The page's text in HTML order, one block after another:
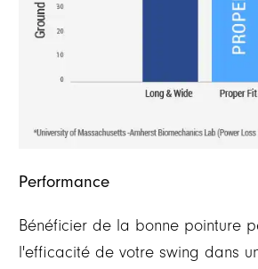
Performance
Bénéficier de la bonne pointure
l'efficacité de votre swing dans